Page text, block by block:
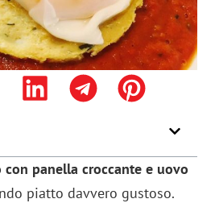
panella croccante e uovo
piatto davvero gustoso.